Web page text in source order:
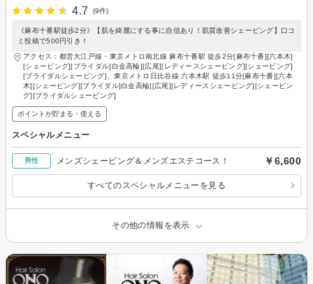
4.7
(9件)
《麻布十番駅徒歩2分》【肌を綺麗にする事に自信あり！肌質改善シェービング】口コ
ミ投稿で500円引き！
アクセス：都営大江戸線・東京メトロ南北線 麻布十番駅 徒歩2分[麻布十番][六本木]
[シェービング][ブライダル]白金高輪][広尾][レディースシェービング][シェービング]
[ブライダルシェービング]、東京メトロ日比谷線 六本木駅 徒歩11分[麻布十番][六本
木][シェービング][ブライダル]白金高輪][広尾][レディースシェービング][シェービン
グ][ブライダルシェービング]
ポイントが貯まる・使える
スペシャルメニュー
男性 メンズシェービング＆メンズエステコース！ ￥6,600
すべてのスペシャルメニューを見る
その他の情報を表示